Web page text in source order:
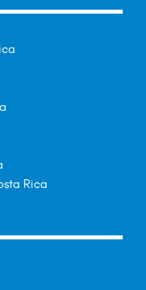
Rica